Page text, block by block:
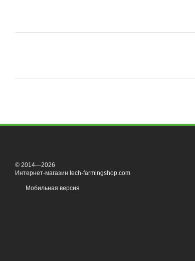
© 2014—2026
Интернет-магазин tech-farmingshop.com
Мобильная версия